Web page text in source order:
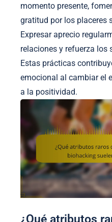
momento presente,
gratitud por los placeres
Expresar aprecio
relaciones y refuerza los
Estas prácticas
emocional al cambiar el
a la positividad.
¿Qué atributos